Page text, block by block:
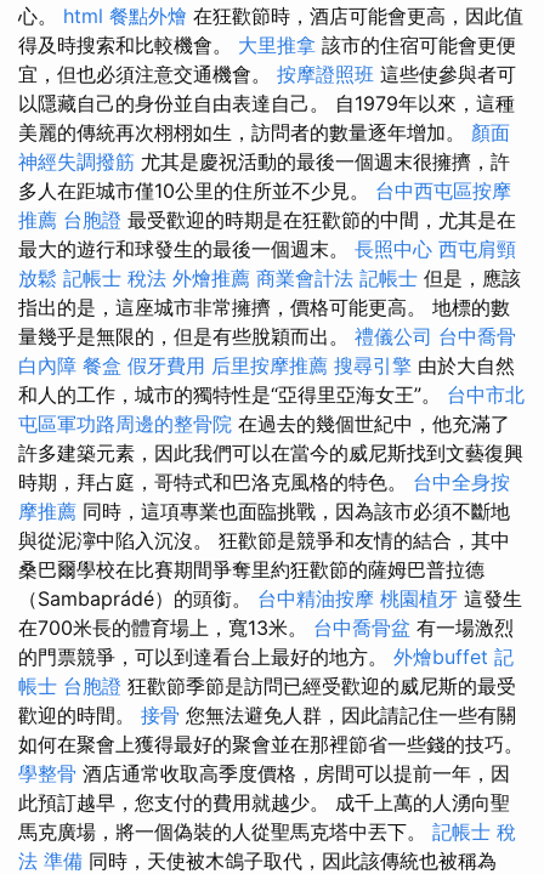
心。 html 餐點外燴 在狂歡節時，酒店可能會更高，因此值
得及時搜索和比較機會。 大里推拿 該市的住宿可能會更便
宜，但也必須注意交通機會。 按摩證照班 這些使參與者可
以隱藏自己的身份並自由表達自己。 自1979年以來，這種
美麗的傳統再次栩栩如生，訪問者的數量逐年增加。 顏面
神經失調撥筋 尤其是慶祝活動的最後一個週末很擁擠，許
多人在距城市僅10公里的住所並不少見。 台中西屯區按摩
推薦 台胞證 最受歡迎的時期是在狂歡節的中間，尤其是在
最大的遊行和球發生的最後一個週末。 長照中心 西屯肩頸
放鬆 記帳士 稅法 外燴推薦 商業會計法 記帳士 但是，應該
指出的是，這座城市非常擁擠，價格可能更高。 地標的數
量幾乎是無限的，但是有些脫穎而出。 禮儀公司 台中喬骨
白內障 餐盒 假牙費用 后里按摩推薦 搜尋引擎 由於大自然
和人的工作，城市的獨特性是“亞得里亞海女王”。 台中市北
屯區軍功路周邊的整骨院 在過去的幾個世紀中，他充滿了
許多建築元素，因此我們可以在當今的威尼斯找到文藝復興
時期，拜占庭，哥特式和巴洛克風格的特色。 台中全身按
摩推薦 同時，這項專業也面臨挑戰，因為該市必須不斷地
與從泥濘中陷入沉沒。 狂歡節是競爭和友情的結合，其中
桑巴爾學校在比賽期間爭奪里約狂歡節的薩姆巴普拉德
（Sambaprádé）的頭銜。 台中精油按摩 桃園植牙 這發生
在700米長的體育場上，寬13米。 台中喬骨盆 有一場激烈
的門票競爭，可以到達看台上最好的地方。 外燴buffet 記
帳士 台胞證 狂歡節季節是訪問已經受歡迎的威尼斯的最受
歡迎的時間。 接骨 您無法避免人群，因此請記住一些有關
如何在聚會上獲得最好的聚會並在那裡節省一些錢的技巧。
學整骨 酒店通常收取高季度價格，房間可以提前一年，因
此預訂越早，您支付的費用就越少。 成千上萬的人湧向聖
馬克廣場，將一個偽裝的人從聖馬克塔中丟下。 記帳士 稅
法 準備 同時，天使被木鴿子取代，因此該傳統也被稱為